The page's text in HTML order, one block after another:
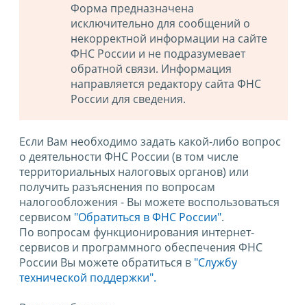
Форма предназначена
исключительно для сообщений о
некорректной информации на сайте
ФНС России и не подразумевает
обратной связи. Информация
направляется редактору сайта ФНС
России для сведения.
Если Вам необходимо задать какой-либо вопрос
о деятельности ФНС России (в том числе
территориальных налоговых органов) или
получить разъяснения по вопросам
налогообложения - Вы можете воспользоваться
сервисом "Обратиться в ФНС России".
По вопросам функционирования интернет-
сервисов и программного обеспечения ФНС
России Вы можете обратиться в "Службу
технической поддержки".